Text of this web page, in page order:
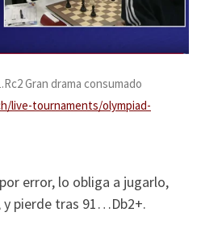
Gran drama consumado
live-tournaments/olympiad-
error, lo obliga a jugarlo,
y pierde tras 91…Db2+.